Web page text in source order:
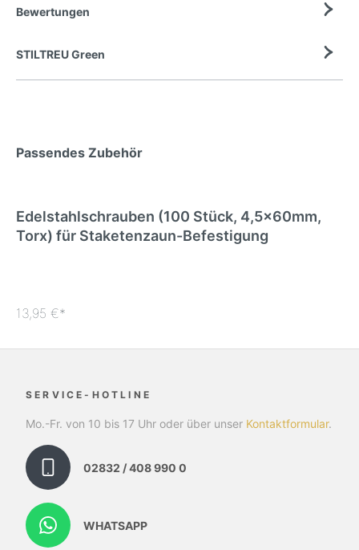
Bewertungen
STILTREU Green
Passendes Zubehör
Edelstahlschrauben (100 Stück, 4,5x60mm,
Torx) für Staketenzaun-Befestigung
13,95 €*
SERVICE-HOTLINE
Mo.-Fr. von 10 bis 17 Uhr oder über unser Kontaktformular.
02832 / 408 990 0
WHATSAPP